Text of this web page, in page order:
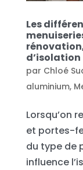
Les
d’isolation
par Chloé
aluminium,
Lorsqu’on
et portes-
du type de
influence